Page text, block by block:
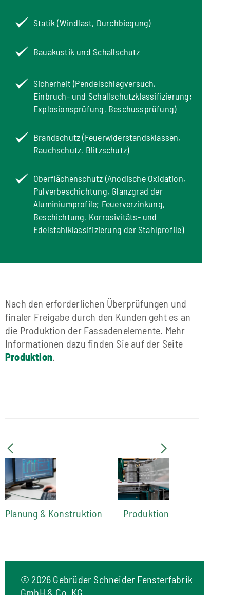
Statik (Windlast, Durchbiegung)
Bauakustik und Schallschutz
Sicherheit (Pendelschlagversuch,
Einbruch- und Schallschutzklassifizierung;
Explosionsprüfung, Beschussprüfung)
Brandschutz (Feuerwiderstandsklassen,
Rauchschutz, Blitzschutz)
Oberflächenschutz (Anodische Oxidation,
Pulverbeschichtung, Glanzgrad der
Aluminiumprofile; Feuerverzinkung,
Beschichtung, Korrosivitäts- und
Edelstahlklassifizierung der Stahlprofile)
Nach den erforderlichen Überprüfungen und
finaler Freigabe durch den Kunden geht es an
die Produktion der Fassadenelemente. Mehr
Informationen dazu finden Sie auf der Seite
Produktion
Planung & Konstruktion Produktion
© 2026 Gebrüder Schneider Fensterfabrik
GmbH & Co. KG